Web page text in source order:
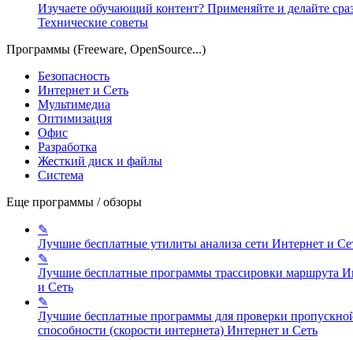
Изучаете обучающий контент? Применяйте и делайте
Технические советы
Программы (Freeware, OpenSource...)
Безопасность
Интернет и Сеть
Мультимедиа
Оптимизация
Офис
Разработка
Жесткий диск и файлы
Система
Еще программы / обзоры
✎
Лучшие бесплатные утилиты анализа сети Интернет и
✎
Лучшие бесплатные программы трассировки маршрута
и Сеть
✎
Лучшие бесплатные программы для проверки
способности (скорости интернета) Интернет и Сеть